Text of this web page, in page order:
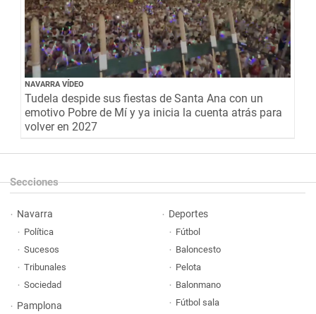
NAVARRA VÍDEO
Tudela despide sus fiestas de Santa Ana con un
emotivo Pobre de Mí y ya inicia la cuenta atrás para
volver en 2027
Secciones
Navarra
Política
Sucesos
Tribunales
Sociedad
Pamplona
Deportes
Fútbol
Baloncesto
Pelota
Balonmano
Fútbol sala